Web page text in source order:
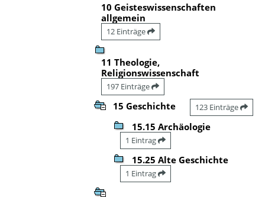
10 Geisteswissenschaften
allgemein
12 Einträge
11 Theologie,
Religionswissenschaft
197 Einträge
15 Geschichte 123 Einträge
15.15 Archäologie
1 Eintrag
15.25 Alte Geschichte
1 Eintrag